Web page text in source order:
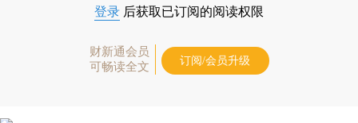
登录 后获取已订阅的阅读权限
财新通会员
可畅读全文
订阅/会员升级